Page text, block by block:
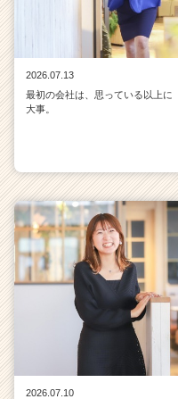
2026.07.13
最初の会社は、思っている以上に
大事。
2026.07.10